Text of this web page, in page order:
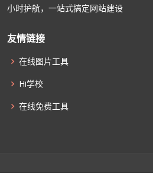
小时护航，一站式搞定网站建设
友情链接
在线图片工具
Hi学校
在线免费工具